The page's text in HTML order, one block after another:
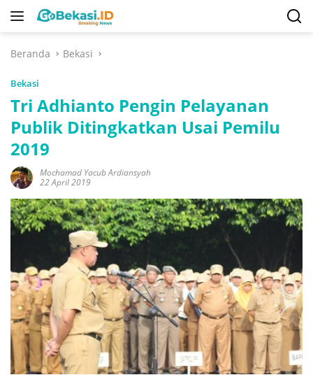
Langsung
Beranda
Bekasi
Bekasi
Tri Adhianto Pengin Pelayanan
Publik Ditingkatkan Usai Pemilu
2019
Mochamad Yacub Ardiansyah
22 April 2019